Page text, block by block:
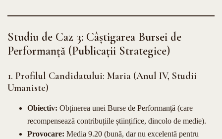
Studiu de Caz 3: Câștigarea Bursei de
Performanță (Publicații Strategice)
1. Profilul Candidatului: Maria (Anul IV, Studii
Umaniste)
Obiectiv: Obținerea unei Burse de Performanță (care
recompensează contribuțiile științifice, dincolo de medie).
Provocare: Media 9.20 (bună, dar nu excelentă pentru